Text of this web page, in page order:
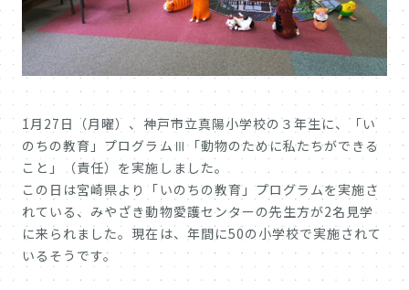
1月27日（月曜）、神戸市立真陽小学校の３年生に、「い
のちの教育」プログラムⅢ「動物のために私たちができる
こと」（責任）を実施しました。
この日は宮崎県より「いのちの教育」プログラムを実施さ
れている、みやざき動物愛護センターの先生方が2名見学
に来られました。現在は、年間に50の小学校で実施されて
いるそうです。